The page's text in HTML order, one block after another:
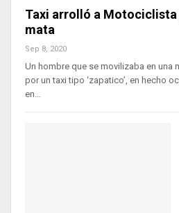
Taxi arrolló a Motociclista
mata
Sep 8, 2020
Un hombre que se movilizaba en una
por un taxi tipo ‘zapatico’, en hecho
en…